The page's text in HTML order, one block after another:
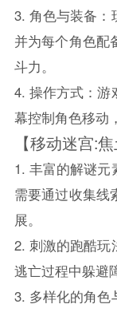
3. 角色与装备：
并为每个角色配
斗力。
4. 操作方式：游
幕控制角色移动
【移动迷宫:
1. 丰富的解谜元
需要通过收集线
展。
2. 刺激的跑酷玩
逃亡过程中躲避
3. 多样化的角色